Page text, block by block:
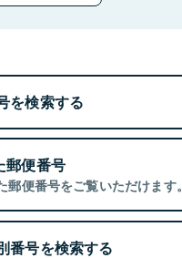
を検索する
郵便番号
郵便番号をご覧いただけます。
番号を検索する